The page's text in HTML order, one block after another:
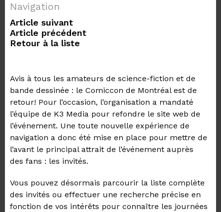
Navigation
Article suivant
Article précédent
Retour à la liste
Avis à tous les amateurs de science-fiction et de
bande dessinée : le Comiccon de Montréal est de
retour! Pour l’occasion, l’organisation a mandaté
l’équipe de K3 Media pour refondre le site web de
l’événement. Une toute nouvelle expérience de
navigation a donc été mise en place pour mettre de
l’avant le principal attrait de l’événement auprès
des fans : les invités.
Vous pouvez désormais parcourir la liste complète
des invités ou effectuer une recherche précise en
fonction de vos intérêts pour connaître les journées